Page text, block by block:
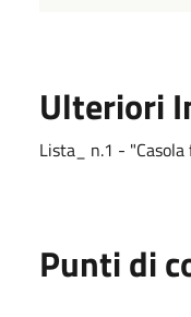
Ulteriori
Lista_ n.1 -
Punti di